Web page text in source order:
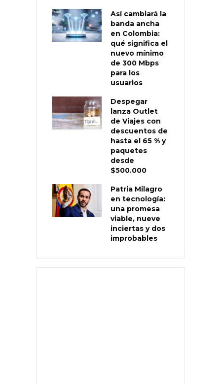
Así cambiará la
banda ancha
en Colombia:
qué significa el
nuevo mínimo
de 300 Mbps
para los
usuarios
Despegar
lanza Outlet
de Viajes con
descuentos de
hasta el 65 % y
paquetes
desde
$500.000
Patria Milagro
en tecnología:
una promesa
viable, nueve
inciertas y dos
improbables